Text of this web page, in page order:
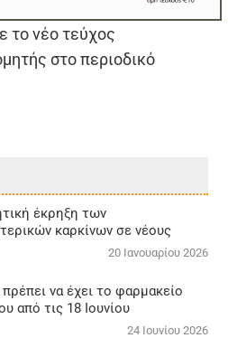
το νέο τεύχος
στο περιοδικό
έκρηξη των
καρκίνων σε νέους
20 Ιανουαρίου 2026
να έχει το φαρμακείο
από τις 18 Ιουνίου
24 Ιουνίου 2026